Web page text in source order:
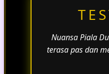
Nuansa Piala
terasa pas dan